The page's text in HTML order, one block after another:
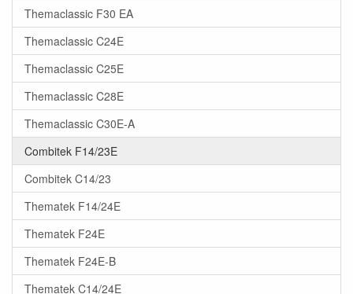
Themaclassic F30 EA
Themaclassic C24E
Themaclassic C25E
Themaclassic C28E
Themaclassic C30E-A
Combitek F14/23E
Combitek C14/23
Thematek F14/24E
Thematek F24E
Thematek F24E-B
Thematek C14/24E